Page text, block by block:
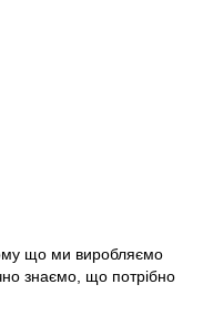
що ми виробляємо
знаємо, що потрібно